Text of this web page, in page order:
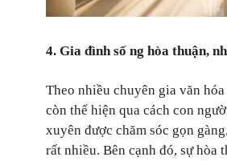
4. Gia đình số ng hòa thuận,
Theo nhiều chuyên gia văn
còn thể hiện qua cách con
xuyên được chăm sóc gọn
rất nhiều. Bên cạnh đó, sự hòa